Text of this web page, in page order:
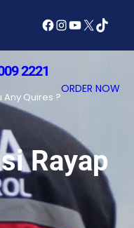
Facebook
Instagram
YouTube
X TikTok
2221
Any Quires ?
ORDER NOW
Rayap